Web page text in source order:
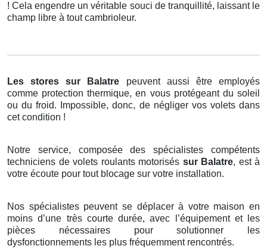
! Cela engendre un véritable souci de tranquillité, laissant le
champ libre à tout cambrioleur.
Les stores sur Balatre peuvent aussi être employés
comme protection thermique, en vous protégeant du soleil
ou du froid. Impossible, donc, de négliger vos volets dans
cet condition !
Notre service, composée des spécialistes compétents
techniciens de volets roulants motorisés sur Balatre, est à
votre écoute pour tout blocage sur votre installation.
Nos spécialistes peuvent se déplacer à votre maison en
moins d’une très courte durée, avec l’équipement et les
pièces nécessaires pour solutionner les
dysfonctionnements les plus fréquemment rencontrés.